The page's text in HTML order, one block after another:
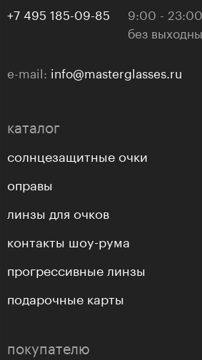
+7 495 185-09-85
9:00 - 23:00
без
e-mail: info@masterglasses.ru
каталог
солнцезащитные очки
оправы
линзы для очков
контакты шоу-рума
прогрессивные линзы
подарочные карты
покупателю